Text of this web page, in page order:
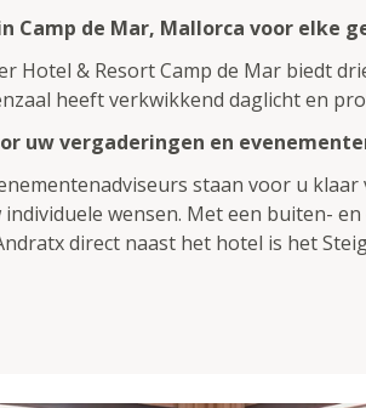
Camp de Mar, Mallorca voor elke
Hotel & Resort Camp de Mar biedt
heeft verkwikkend daglicht en
uw vergaderingen en
staan voor u
wensen. Met een buiten-
direct naast het hotel is het